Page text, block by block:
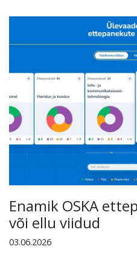
Enamik OSKA
või ellu viidud
03.06.2026